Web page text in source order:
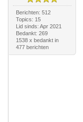
Berichten: 512
Topics: 15
Lid sinds: Apr 2021
Bedankt: 269
1538 x bedankt in
477 berichten